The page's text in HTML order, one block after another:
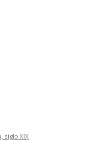
siglo XIX